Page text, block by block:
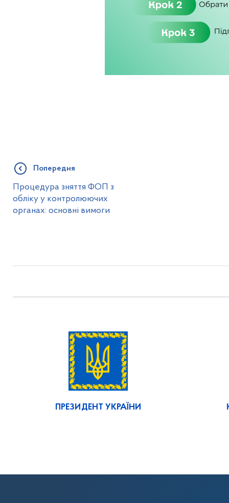
Попередня
Процедура зняття ФОП з
обліку у контролюючих
органах: основні вимоги
ПРЕЗИДЕНТ УКРАЇНИ